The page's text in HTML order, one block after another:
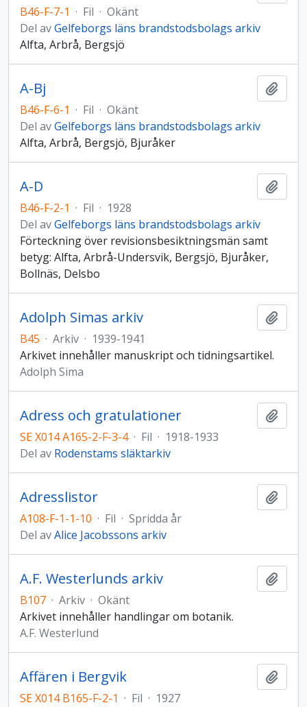
B46-F-7-1 · Fil · Okänt
Del avGelfeborgs läns brandstodsbolags arkiv
Alfta, Arbrå, Bergsjö
A-Bj
B46-F-6-1 · Fil · Okänt
Del avGelfeborgs läns brandstodsbolags arkiv
Alfta, Arbrå, Bergsjö, Bjuråker
A-D
B46-F-2-1 · Fil · 1928
Del avGelfeborgs läns brandstodsbolags arkiv
Förteckning över revisionsbesiktningsmän samt
betyg: Alfta, Arbrå-Undersvik, Bergsjö, Bjuråker,
Bollnäs, Delsbo
Adolph Simas arkiv
B45 · Arkiv · 1939-1941
Arkivet innehåller manuskript och tidningsartikel.
Adolph Sima
Adress och gratulationer
SE X014 A165-2-F-3-4 · Fil · 1918-1933
Del av Rodenstams släktarkiv
Adresslistor
A108-F-1-1-10 · Fil · Spridda år
Del avAlice Jacobssons arkiv
A.F. Westerlunds arkiv
B107 · Arkiv · Okänt
Arkivet innehåller handlingar om botanik.
A.F. Westerlund
Affären i Bergvik
SE X014 B165-F-2-1 · Fil · 1927